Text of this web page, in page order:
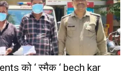
को ‘ स्मैक ‘ bech kar